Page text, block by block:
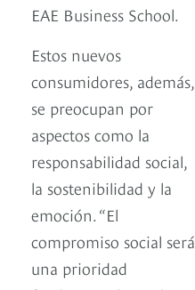
EAE Business School.
Estos nuevos
consumidores, además,
se preocupan por
aspectos como la
responsabilidad social,
la sostenibilidad y la
emoción. “El
compromiso social será
una prioridad